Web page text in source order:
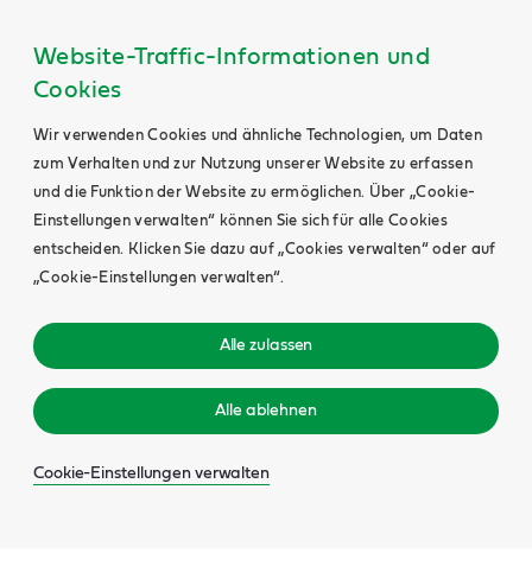
Website-Traffic-Informationen und
Cookies
Wir verwenden Cookies und ähnliche Technologien, um Daten
zum Verhalten und zur Nutzung unserer Website zu erfassen
und die Funktion der Website zu ermöglichen. Über „Cookie-
Einstellungen verwalten“ können Sie sich für alle Cookies
entscheiden. Klicken Sie dazu auf „Cookies verwalten“ oder auf
„Cookie-Einstellungen verwalten“.
Alle zulassen
Alle ablehnen
Cookie-Einstellungen verwalten